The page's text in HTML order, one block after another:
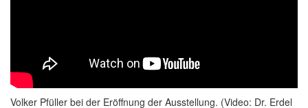
Volker Pfüller bei der Eröffnung der Ausstellung. (Video: Dr. Erdel